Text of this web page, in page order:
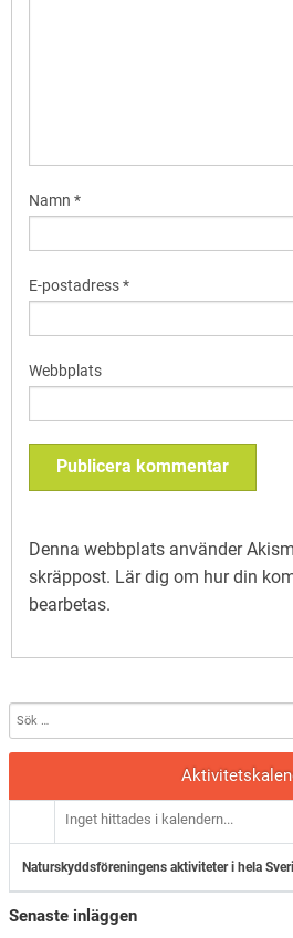
Namn *
E-postadress*
Webbplats
Denna webbplats använder
skräppost. Lär dig om hur din
bearbetas.
Inget hittades i kalendern...
Naturskyddsföreningens aktiviteter i hela
Senaste inläggen